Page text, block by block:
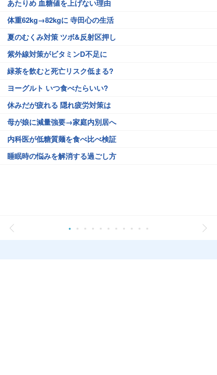
あたりめ 血糖値を上げない理由
体重62kg→82kgに 寺田心の生活
夏のむくみ対策 ツボ&反射区押し
紫外線対策がビタミンD不足に
緑茶を飲むと死亡リスク低まる?
ヨーグルト いつ食べたらいい?
休みだが疲れる 隠れ疲労対策は
母が娘に減量強要→家庭内別居へ
内科医が低糖質麺を食べ比べ検証
睡眠時の悩みを解消する過ごし方